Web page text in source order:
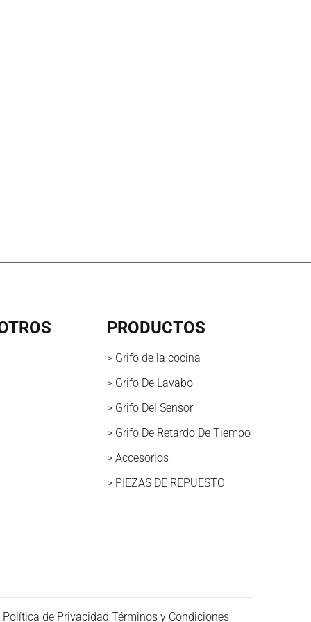
PRODUCTOS
> Grifo de la cocina
> Grifo De Lavabo
> Grifo Del Sensor
> Grifo De Retardo De Tiempo
> Accesorios
> PIEZAS DE REPUESTO
Política de Privacidad Términos y Condiciones